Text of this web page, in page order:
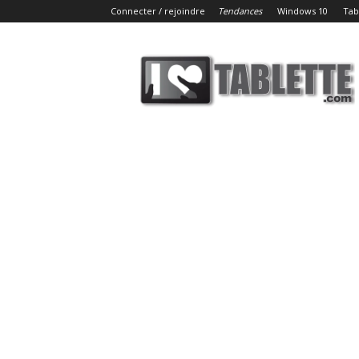
Connecter / rejoindre Tendances Windows 10